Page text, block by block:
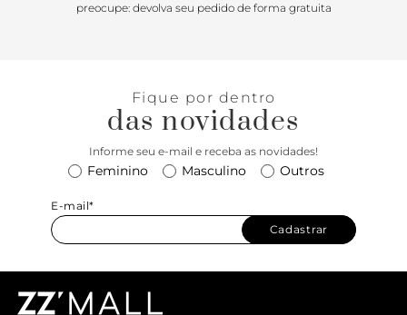
preocupe: devolva seu pedido de forma gratuita
Fique por dentro
das novidades
Informe seu e-mail e receba as novidades!
Feminino Masculino Outros
E-mail*
Cadastrar